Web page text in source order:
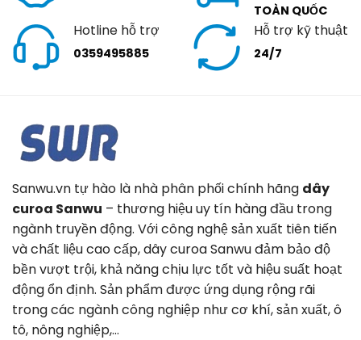
TOÀN QUỐC
Hotline hỗ trợ
0359495885
Hỗ trợ kỹ thuật
24/7
Sanwu.vn tự hào là nhà phân phối chính hãng dây
curoa Sanwu – thương hiệu uy tín hàng đầu trong
ngành truyền động. Với công nghệ sản xuất tiên tiến
và chất liệu cao cấp, dây curoa Sanwu đảm bảo độ
bền vượt trội, khả năng chịu lực tốt và hiệu suất hoạt
động ổn định. Sản phẩm được ứng dụng rộng rãi
trong các ngành công nghiệp như cơ khí, sản xuất, ô
tô, nông nghiệp,…